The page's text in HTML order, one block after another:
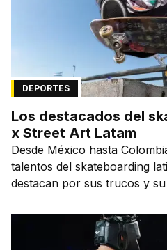
DEPORTES
Los destacados del
x Street Art Latam
Desde México hasta
talentos del skateboarding
destacan por sus trucos y